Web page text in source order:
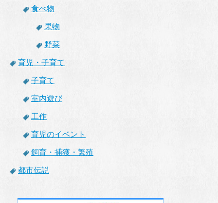
食べ物
果物
野菜
育児・子育て
子育て
室内遊び
工作
育児のイベント
飼育・捕獲・繁殖
都市伝説